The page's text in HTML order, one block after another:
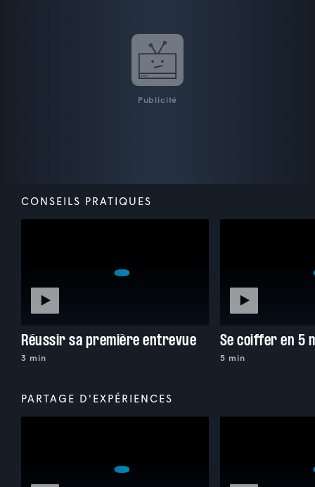
Publicité
CONSEILS PRATIQUES
Réussir sa première entrevue
3 min
Se coiffer en 5
5 min
PARTAGE D'EXPÉRIENCES